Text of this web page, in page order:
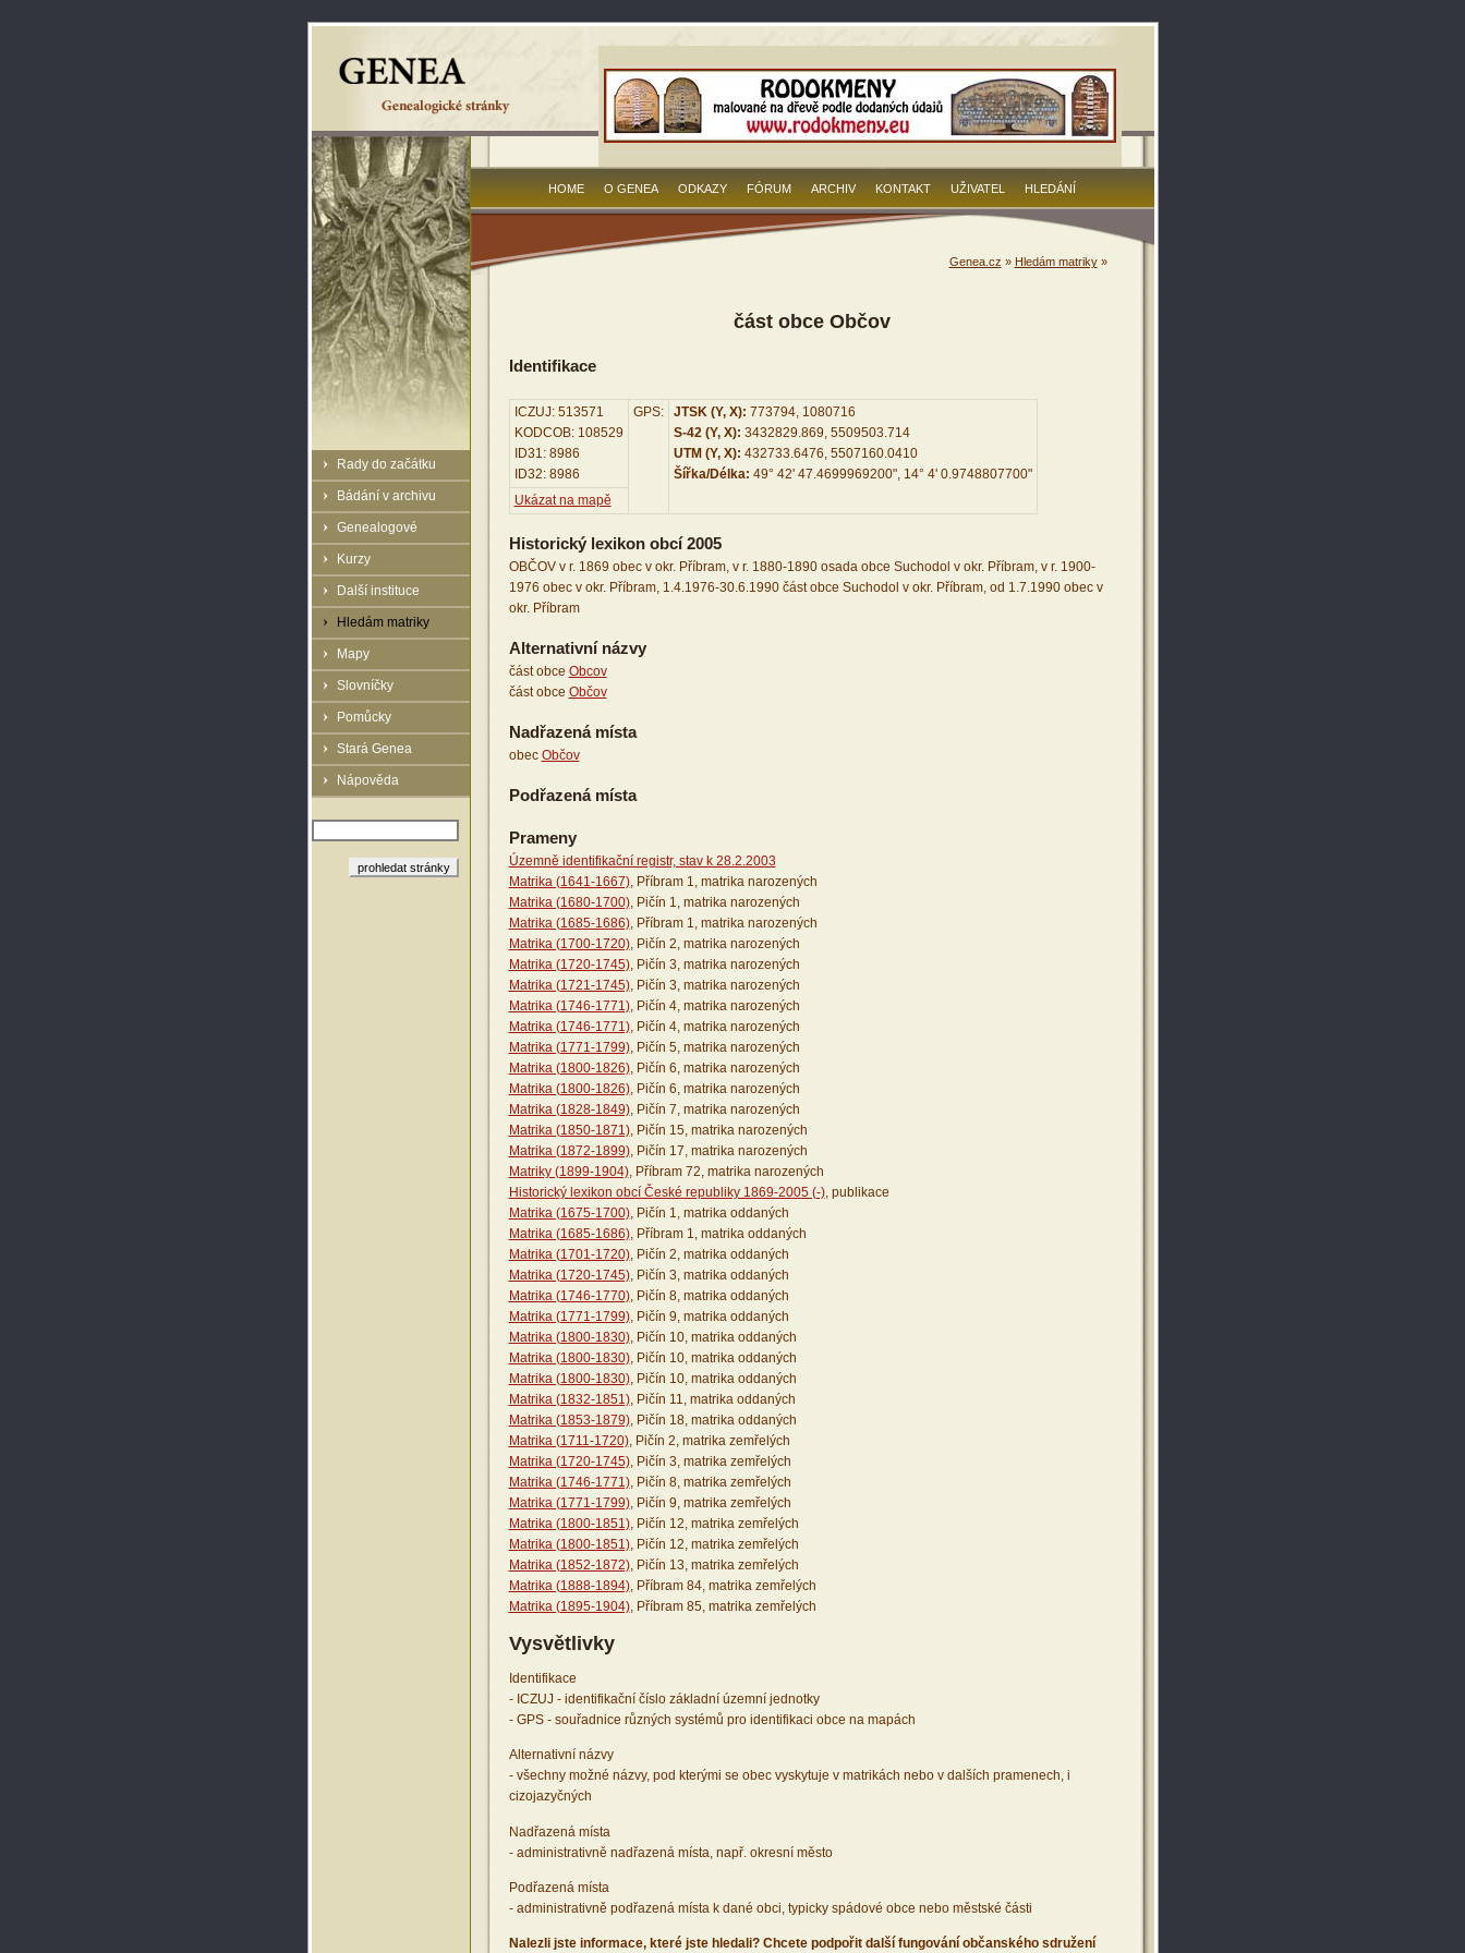
Rady do začátku
Bádání v archivu
Genealogové
Kurzy
Další instituce
Hledám matriky
Mapy
Slovníčky
Pomůcky
Stará Genea
Nápověda
HOME O GENEA ODKAZY FÓRUM ARCHIV KONTAKT UŽIVATEL HLEDÁNÍ
Genea.cz » Hledám matriky»
část obce Občov
Identifikace
ICZUJ: 513571
KODCOB: 108529
ID31: 8986
ID32: 8986
GPS: JTSK (Y, X): 773794, 1080716
S-42 (Y, X): 3432829.869, 5509503.714
UTM (Y, X): 432733.6476, 5507160.0410
Šířka/Délka: 49° 42' 47.4699969200", 14° 4' 0.9748807700"
Ukázat na mapě
Historický lexikon obcí 2005
OBČOV v r. 1869 obec v okr. Příbram, v r. 1880-1890 osada obce Suchodol v okr. Příbram, v r. 1900-
1976 obec v okr. Příbram, 1.4.1976-30.6.1990 část obce Suchodol v okr. Příbram, od 1.7.1990 obec v
okr. Příbram
Alternativní názvy
část obce Obcov
část obce Občov
Nadřazená místa
obec Občov
Podřazená místa
Prameny
Územně identifikační registr, stav k 28.2.2003
Matrika (1641-1667), Příbram 1, matrika narozených
Matrika (1680-1700), Pičín 1, matrika narozených
Matrika (1685-1686), Příbram 1, matrika narozených
Matrika (1700-1720), Pičín 2, matrika narozených
Matrika (1720-1745), Pičín 3, matrika narozených
Matrika (1721-1745), Pičín 3, matrika narozených
Matrika (1746-1771), Pičín 4, matrika narozených
Matrika (1746-1771), Pičín 4, matrika narozených
Matrika (1771-1799), Pičín 5, matrika narozených
Matrika (1800-1826), Pičín 6, matrika narozených
Matrika (1800-1826), Pičín 6, matrika narozených
Matrika (1828-1849), Pičín 7, matrika narozených
Matrika (1850-1871), Pičín 15, matrika narozených
Matrika (1872-1899), Pičín 17, matrika narozených
Matriky (1899-1904), Příbram 72, matrika narozených
Historický lexikon obcí České republiky 1869-2005 (-), publikace
Matrika (1675-1700), Pičín 1, matrika oddaných
Matrika (1685-1686), Příbram 1, matrika oddaných
Matrika (1701-1720), Pičín 2, matrika oddaných
Matrika (1720-1745), Pičín 3, matrika oddaných
Matrika (1746-1770), Pičín 8, matrika oddaných
Matrika (1771-1799), Pičín 9, matrika oddaných
Matrika (1800-1830), Pičín 10, matrika oddaných
Matrika (1800-1830), Pičín 10, matrika oddaných
Matrika (1800-1830), Pičín 10, matrika oddaných
Matrika (1832-1851), Pičín 11, matrika oddaných
Matrika (1853-1879), Pičín 18, matrika oddaných
Matrika (1711-1720), Pičín 2, matrika zemřelých
Matrika (1720-1745), Pičín 3, matrika zemřelých
Matrika (1746-1771), Pičín 8, matrika zemřelých
Matrika (1771-1799), Pičín 9, matrika zemřelých
Matrika (1800-1851), Pičín 12, matrika zemřelých
Matrika (1800-1851), Pičín 12, matrika zemřelých
Matrika (1852-1872), Pičín 13, matrika zemřelých
Matrika (1888-1894), Příbram 84, matrika zemřelých
Matrika (1895-1904), Příbram 85, matrika zemřelých
Vysvětlivky
Identifikace
- ICZUJ - identifikační číslo základní územní jednotky
- GPS - souřadnice různých systémů pro identifikaci obce na mapách
Alternativní názvy
- všechny možné názvy, pod kterými se obec vyskytuje v matrikách nebo v dalších pramenech, i
cizojazyčných
Nadřazená místa
- administrativně nadřazená místa, např. okresní město
Podřazená místa
- administrativně podřazená místa k dané obci, typicky spádové obce nebo městské části
Nalezli jste informace, které jste hledali? Chcete podpořit další fungování občanského sdružení